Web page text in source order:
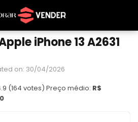
iPhone 13 A2631
on: 30/04/2026
(164 votes) Preço médio: R$